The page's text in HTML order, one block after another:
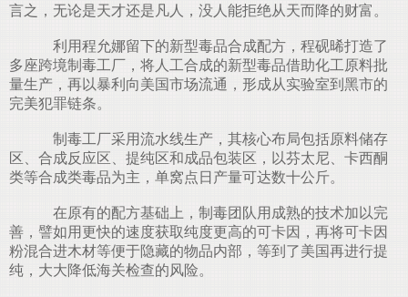
言之，无论是天才还是凡人，没人能拒绝从天而降的财富。
利用程允娜留下的新型毒品合成配方，程砚晞打造了
多座跨境制毒工厂，将人工合成的新型毒品借助化工原料批
量生产，再以暴利向美国市场流通，形成从实验室到黑市的
完美犯罪链条。
制毒工厂采用流水线生产，其核心布局包括原料储存
区、合成反应区、提纯区和成品包装区，以芬太尼、卡西酮
类等合成类毒品为主，单窝点日产量可达数十公斤。
在原有的配方基础上，制毒团队用成熟的技术加以完
善，譬如用更快的速度获取纯度更高的可卡因，再将可卡因
粉混合进木材等便于隐藏的物品内部，等到了美国再进行提
纯，大大降低海关检查的风险。